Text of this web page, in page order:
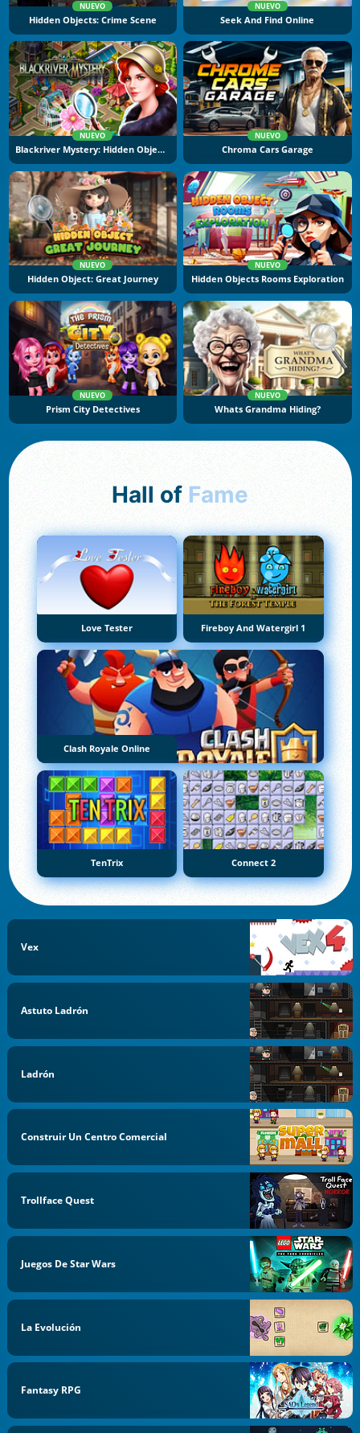
NUEVO
Hidden Objects: Crime Scene
NUEVO
Seek And Find Online
NUEVO
Blackriver Mystery: Hidden Objects
NUEVO
Chroma Cars Garage
NUEVO
Hidden Object: Great Journey
NUEVO
Hidden Objects Rooms Exploration
NUEVO
Prism City Detectives
NUEVO
Whats Grandma Hiding?
Hall of Fame
Love Tester Fireboy And Watergirl 1
Clash Royale Online
TenTrix Connect 2
Vex
Astuto Ladrón
Ladrón
Construir Un Centro Comercial
Trollface Quest
Juegos De Star Wars
La Evolución
Fantasy RPG